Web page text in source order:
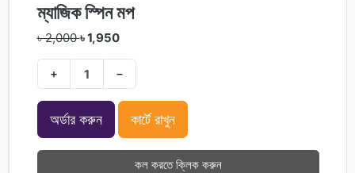
ম্যাজিক স্পিন মপ
৳ 2,000৳ 1,950
+ −
অর্ডার করুন কার্টে রাখুন
কল করতে ক্লিক করুন